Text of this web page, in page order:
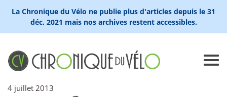
La Chronique du Vélo ne publie plus d'articles depuis le 31
déc. 2021 mais nos archives restent accessibles.
4 juillet 2013